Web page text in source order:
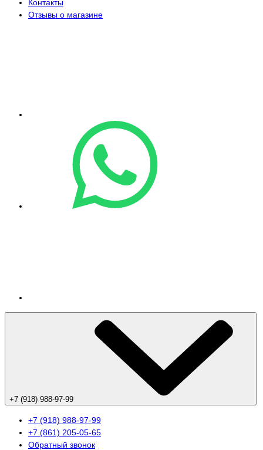
Контакты
Отзывы о магазине
+7 (918) 988-97-99
+7 (918) 988-97-99
+7 (861) 205-05-65
Обратный звонок